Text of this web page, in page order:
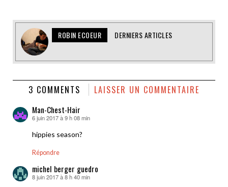
ROBIN ECOEUR DERNIERS ARTICLES
3 COMMENTS LAISSER UN COMMENTAIRE
Man-Chest-Hair
dit :
6 juin 2017 à 9 h 08 min
hippies season?
Répondre
michel berger guedro
dit :
8 juin 2017 à 8 h 40 min